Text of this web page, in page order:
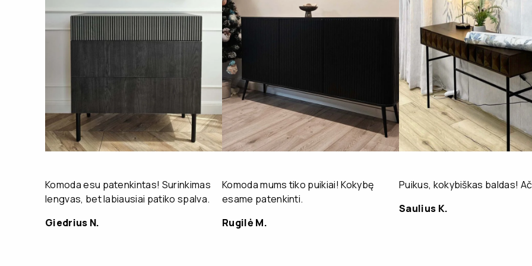
Komoda esu patenkintas! Surinkimas
lengvas, bet labiausiai patiko spalva.
Giedrius N.
Komoda mums tiko puikiai! Kokybę
esame patenkinti.
Rugilė M.
Puikus, kokybiškas baldas!
Saulius K.